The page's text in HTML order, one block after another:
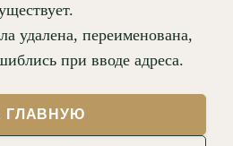
удалена, переименована,
при вводе адреса.
ГЛАВНУЮ